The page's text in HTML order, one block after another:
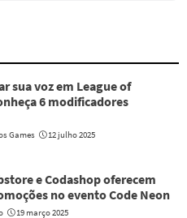
sua voz em League of
6 modificadores
Games 12 julho 2025
e Codashop oferecem
no evento Code Neon
19 março 2025